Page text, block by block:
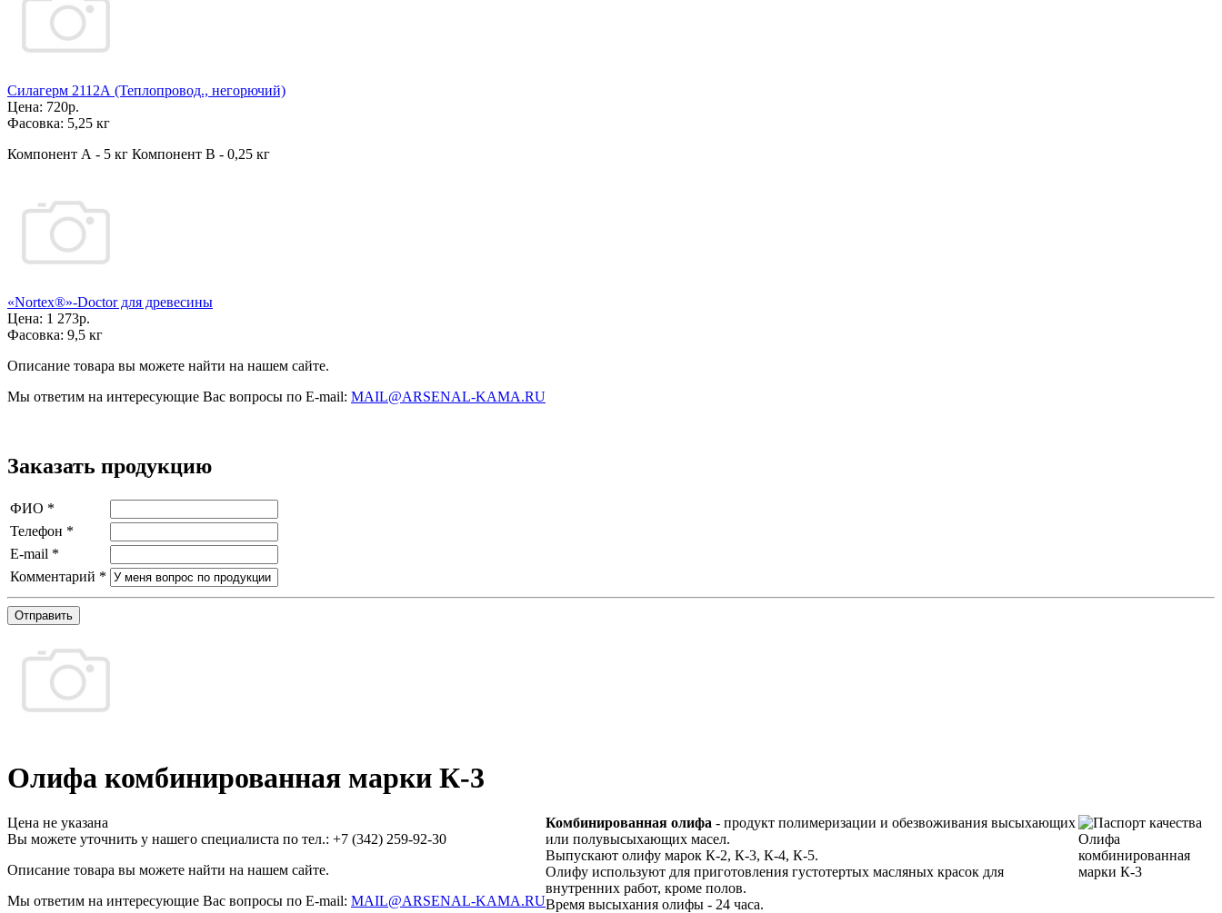
Силагерм 2112А (Теплопровод., негорючий)
Цена: 720р.
Фасовка: 5,25 кг
Компонент А - 5 кг Компонент В - 0,25 кг
«Nortex®»-Doctor для древесины
Цена: 1 273р.
Фасовка: 9,5 кг
Описание товара вы можете найти на нашем сайте.
Мы ответим на интересующие Вас вопросы по E-mail: MAIL@ARSENAL-KAMA.RU
Заказать продукцию
ФИО *
Телефон *
E-mail *
Комментарий *
Отправить
Олифа комбинированная марки К-3
Цена не указана
Вы можете уточнить у нашего специалиста по тел.: +7 (342) 259-92-30
Описание товара вы можете найти на нашем сайте.
Мы ответим на интересующие Вас вопросы по E-mail: MAIL@ARSENAL-KAMA.RU
Комбинированная олифа - продукт полимеризации и обезвоживания высыхающих
или полувысыхающих масел.
Выпускают олифу марок К-2, К-3, К-4, К-5.
Олифу используют для приготовления густотертых масляных красок для
внутренних работ, кроме полов.
Время высыхания олифы - 24 часа.